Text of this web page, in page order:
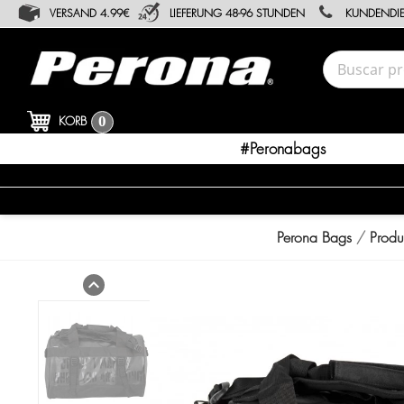
VERSAND 4.99€ LIEFERUNG 48-96 STUNDEN
KORB 0
#peronabags
Perona Bags
expand_less